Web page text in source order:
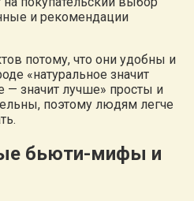
и рекомендации
потому, что они удобны и
«натуральное значит
— значит лучше» просты и
поэтому людям легче
бьюти-мифы и